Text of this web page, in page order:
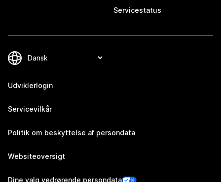
Servicestatus
Udviklerlogin
Servicevilkår
Politik om beskyttelse af persondata
Websiteoversigt
Dine valg vedrørende persondata